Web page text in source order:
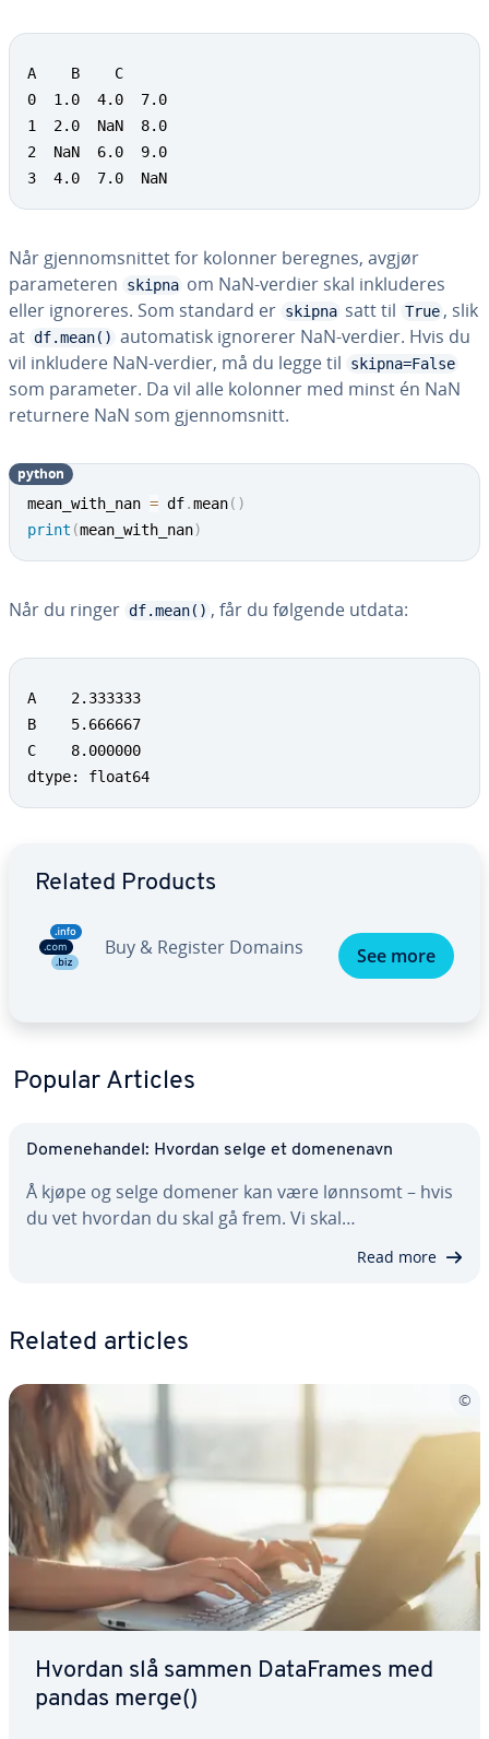
A    B    C
0  1.0  4.0  7.0
1  2.0  NaN  8.0
2  NaN  6.0  9.0
3  4.0  7.0  NaN
Når gjennomsnittet for kolonner beregnes, avgjør
parameteren
skipna om NaN-verdier skal inkluderes
eller ignoreres. Som standard er skipna satt til True , slik
at df.mean() automatisk ignorerer NaN-verdier. Hvis du
vil inkludere NaN-verdier, må du legge til
skipna=False
som parameter. Da vil alle kolonner med minst én NaN
returnere NaN som gjennomsnitt.
mean_with_nan = df.mean( )
print (mean_with_nan)
python
Når du ringer df.mean() , får du følgende utdata:
A    2.333333
B    5.666667
C    8.000000
dtype: float64
Related Products
Buy & Register Domains See more
Popular Articles
Domenehandel: Hvordan selge et domenenavn
Å kjøpe og selge domener kan være lønnsomt – hvis
du vet hvordan du skal gå frem. Vi skal…
Read more
Related articles
Hvordan slå sammen DataFrames med
pandas merge()